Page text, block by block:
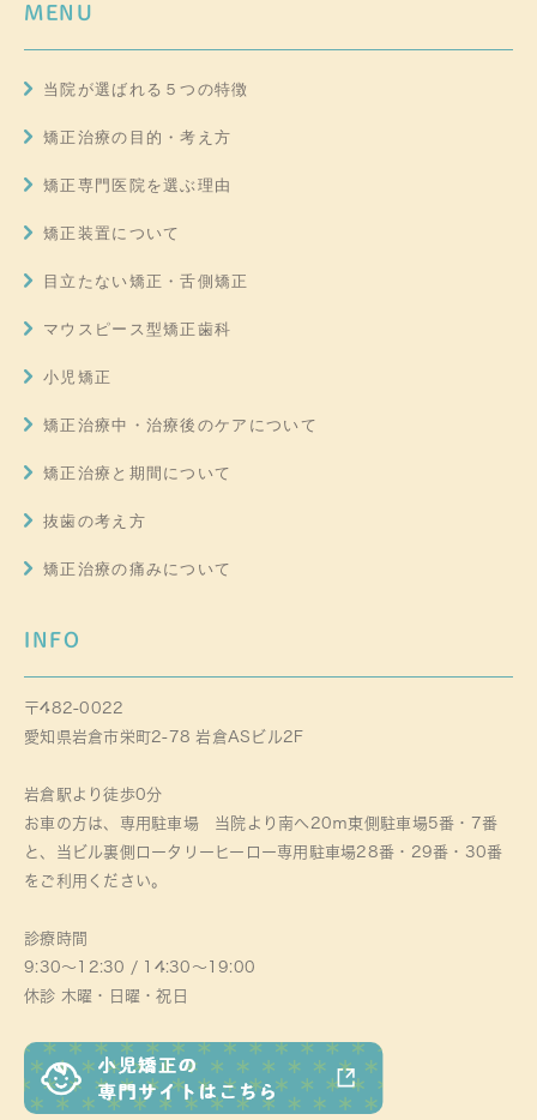
MENU
当院が選ばれる５つの特徴
矯正治療の目的・考え方
矯正専門医院を選ぶ理由
矯正装置について
目立たない矯正・舌側矯正
マウスピース型矯正歯科
小児矯正
矯正治療中・治療後のケアについて
矯正治療と期間について
抜歯の考え方
矯正治療の痛みについて
INFO
〒482-0022
愛知県岩倉市栄町2-78 岩倉ASビル2F
岩倉駅より徒歩0分
お車の方は、専用駐車場 当院より南へ20ｍ東側駐車場5番・7番
と、当ビル裏側ロータリーヒーロー専用駐車場28番・29番・30番
をご利用ください。
診療時間
9:30～12:30 / 14:30～19:00
休診 木曜・日曜・祝日